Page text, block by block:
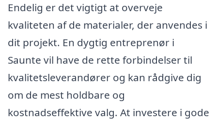
Endelig er det vigtigt at overveje
kvaliteten af de materialer, der anvendes i
dit projekt. En dygtig entreprenør i
Saunte vil have de rette forbindelser til
kvalitetsleverandører og kan rådgive dig
om de mest holdbare og
kostnadseffektive valg. At investere i gode